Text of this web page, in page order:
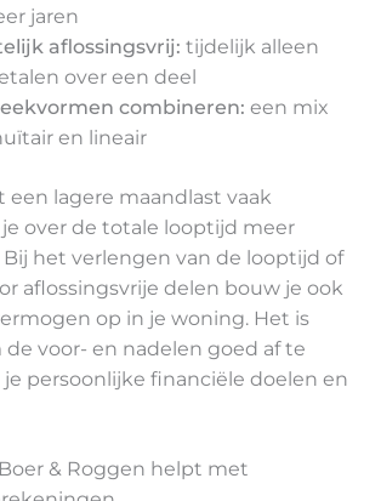
jaren
aflossingsvrij: tijdelijk alleen
over een deel
combineren: een mix
en lineair
een lagere maandlast vaak
over de totale looptijd meer
het verlengen van de looptijd of
aflossingsvrije delen bouw je ook
op in je woning. Het is
voor- en nadelen goed af te
persoonlijke financiële doelen en
& Roggen helpt met